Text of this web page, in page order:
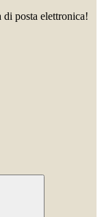
posta elettronica!